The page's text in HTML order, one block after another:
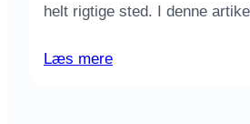
helt rigtige sted. I denne
Læs mere